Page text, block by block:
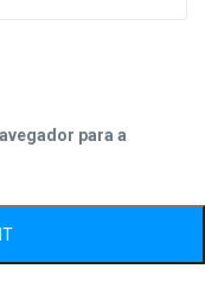
para a